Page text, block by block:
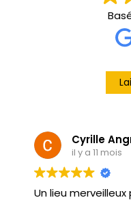
Cyrille
il y a 11 mois
Un lieu